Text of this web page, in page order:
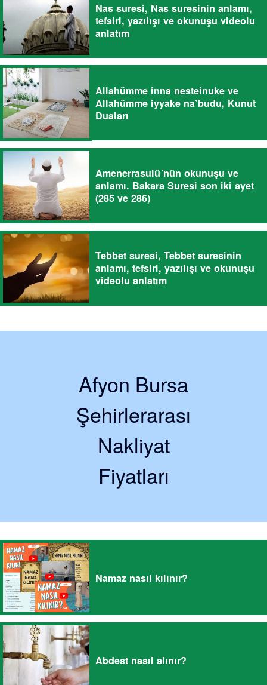
Nas suresi, Nas suresinin anlamı,
tefsiri, yazılışı ve okunuşu videolu
anlatım
Allahümme inna nesteinuke ve
Allahümme iyyake na’budu, Kunut
Duaları
Amenerrasulü´nün okunuşu ve
anlamı. Bakara Suresi son iki ayet
(285 ve 286)
Tebbet suresi, Tebbet suresinin
anlamı, tefsiri, yazılışı ve okunuşu
videolu anlatım
Afyon Bursa
Şehirlerarası
Nakliyat
Fiyatları
Namaz nasıl kılınır?
Abdest nasıl alınır?